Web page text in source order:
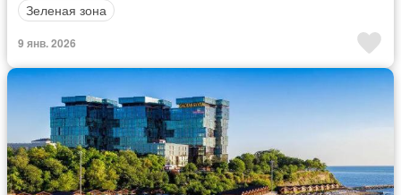
Зеленая зона
9 янв. 2026